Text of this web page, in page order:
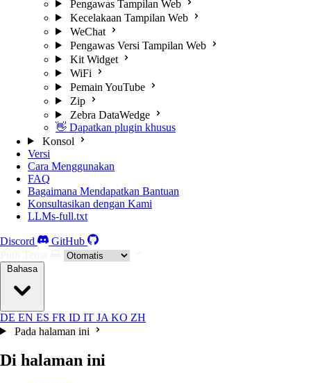
Pengawas Tampilan Web
Kecelakaan Tampilan Web
WeChat
Pengawas Versi Tampilan Web
Kit Widget
WiFi
Pemain YouTube
Zip
Zebra DataWedge
👋 Dapatkan plugin khusus
Konsol
Versi
Cara Menggunakan
FAQ
Bagaimana Mendapatkan Bantuan
Konsultasikan dengan Kami
LLMs-full.txt
Discord
GitHub
Bahasa
DE EN ES FR ID IT JA KO ZH
Pada halaman ini
Di halaman ini